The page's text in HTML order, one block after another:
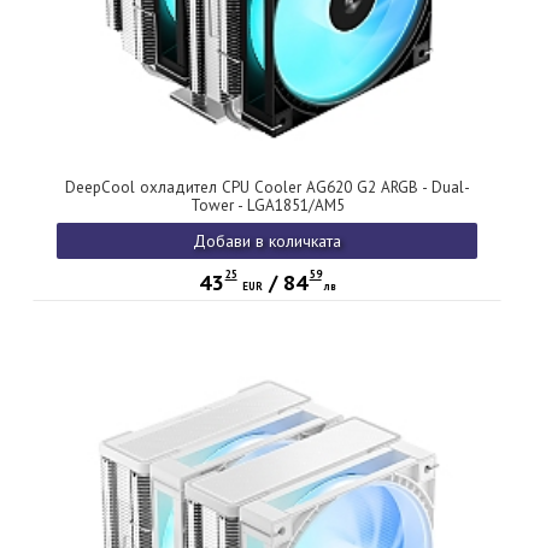
DeepCool охладител CPU Cooler AG620 G2 ARGB - Dual-
Tower - LGA1851/AM5
Добави в количката
43 25
EUR/ 84 59
лв